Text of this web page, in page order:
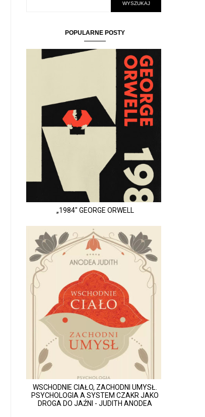
POPULARNE POSTY
„1984" GEORGE ORWELL
WSCHODNIE CIAŁO, ZACHODNI UMYSŁ.
PSYCHOLOGIA A SYSTEM CZAKR JAKO
DROGA DO JAŹNI - JUDITH ANODEA